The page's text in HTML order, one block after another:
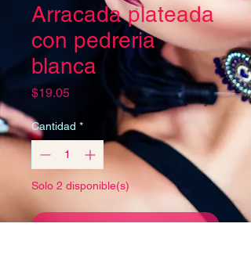
Arracada plateada
con pedreria
blanca
$19.05Precio
Cantidad *
Solo 2 disponible(s)
Agregar al carrito